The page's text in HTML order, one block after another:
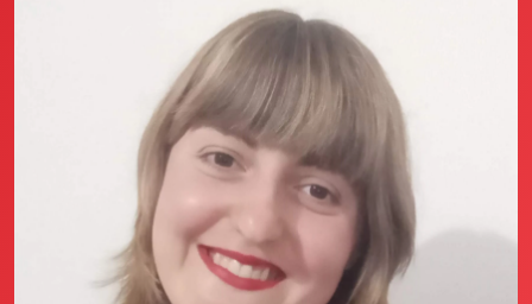
Scopri Club di Più
Le testimonianze Club di Più
La fondatrice Valeria Pilla
Annunci Donne
Agenzia matrimoniale Club di Più
Love Notebook